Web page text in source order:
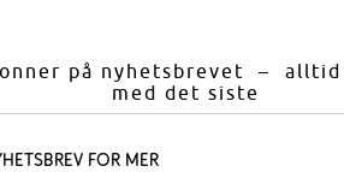
på nyhetsbrevet –
med det siste
for mer